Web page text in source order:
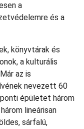
a
és a
könyvtárak és
a kulturális
az is
nevezett 60
épületet három
lineárisan
sárfalú,